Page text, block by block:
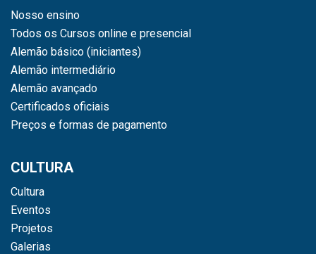
Nosso ensino
Todos os Cursos online e presencial
Alemão básico (iniciantes)
Alemão intermediário
Alemão avançado
Certificados oficiais
Preços e formas de pagamento
CULTURA
Cultura
Eventos
Projetos
Galerias